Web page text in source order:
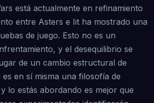
está actualmente en refinamiento
entre Asters e Iit ha mostrado una
de juego. Esto no es un
y el desequilibrio se
de un cambio estructural de
en sí misma una filosofía de
lo estás abordando es mejor que